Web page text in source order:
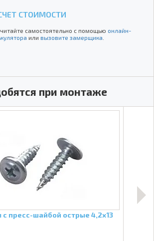
СТОИМОСТИ
самостоятельно с помощью онлайн-
или вызовите замерщика
при монтаже
пресс-шайбой острые 4,2х13